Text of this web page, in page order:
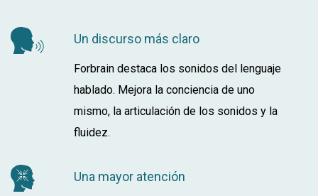
Un discurso más claro
Forbrain destaca los sonidos del lenguaje
hablado. Mejora la conciencia de uno
mismo, la articulación de los sonidos y la
fluidez.
Una mayor atención